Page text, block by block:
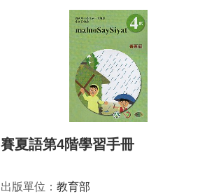
賽夏語第4階學習手冊
出版單位： 教育部